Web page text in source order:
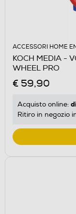
ACCESSORI HOME
KOCH MEDIA -
WHEEL PRO
€ 59,90
Acquisto online:
Ritiro in negozio